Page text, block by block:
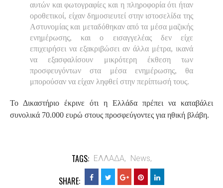
αυτών και φωτογραφίες και η πληροφορία ότι ήταν
οροθετικοί, είχαν δημοσιευτεί στην ιστοσελίδα της
Αστυνομίας και μεταδόθηκαν από τα μέσα μαζικής
ενημέρωσης, και ο εισαγγελέας δεν είχε
επιχειρήσει να εξακριβώσει αν άλλα μέτρα, ικανά
να εξασφαλίσουν μικρότερη έκθεση των
προσφευγόντων στα μέσα ενημέρωσης, θα
μπορούσαν να είχαν ληφθεί στην περίπτωσή τους.
Το Δικαστήριο έκρινε ότι η Ελλάδα πρέπει να καταβάλει
συνολικά 70.000 ευρώ στους προσφεύγοντες για ηθική βλάβη.
TAGS: ΕΛΛΑΔΑ, News,
SHARE: